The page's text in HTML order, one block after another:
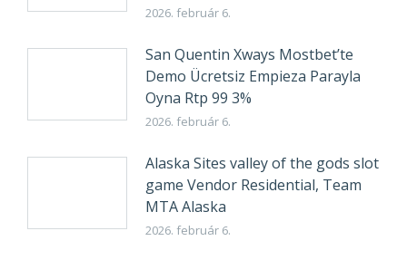
2026. február 6.
San Quentin Xways Mostbet’te
Demo Ücretsiz Empieza Parayla
Oyna Rtp 99 3%
2026. február 6.
Alaska Sites valley of the gods slot
game Vendor Residential, Team
MTA Alaska
2026. február 6.